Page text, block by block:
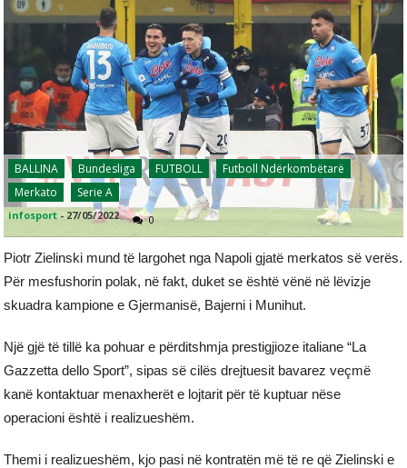
BALLINA Bundesliga FUTBOLL
Futboll Ndërkombëtarë
Merkato
Serie A
infosport - 27/05/2022 0
Piotr Zielinski mund të largohet nga Napoli gjatë merkatos së verës.
Për mesfushorin polak, në fakt, duket se është vënë në lëvizje
skuadra kampione e Gjermanisë, Bajerni i Munihut.
Një gjë të tillë ka pohuar e përditshmja prestigjioze italiane “La
Gazzetta dello Sport”, sipas së cilës drejtuesit bavarez veçmë
kanë kontaktuar menaxherët e lojtarit për të kuptuar nëse
operacioni është i realizueshëm.
Themi i realizueshëm, kjo pasi në kontratën më të re që Zielinski e